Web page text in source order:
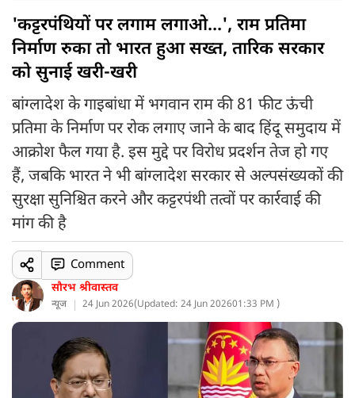
'कट्टरपंथियों पर लगाम लगाओ...', राम प्रतिमा
निर्माण रुका तो भारत हुआ सख्त, तारिक सरकार
को सुनाई खरी-खरी
बांग्लादेश के गाइबांधा में भगवान राम की 81 फीट ऊंची
प्रतिमा के निर्माण पर रोक लगाए जाने के बाद हिंदू समुदाय में
आक्रोश फैल गया है. इस मुद्दे पर विरोध प्रदर्शन तेज हो गए
हैं, जबकि भारत ने भी बांग्लादेश सरकार से अल्पसंख्यकों की
सुरक्षा सुनिश्चित करने और कट्टरपंथी तत्वों पर कार्रवाई की
मांग की है
सौरभ श्रीवास्तव
न्यूज 24 Jun 2026(Updated: 24 Jun 202601:33 PM )
Comment